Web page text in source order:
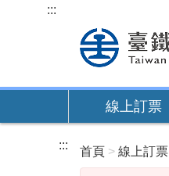
內
:::
線上訂票
::: 首頁 線上訂票